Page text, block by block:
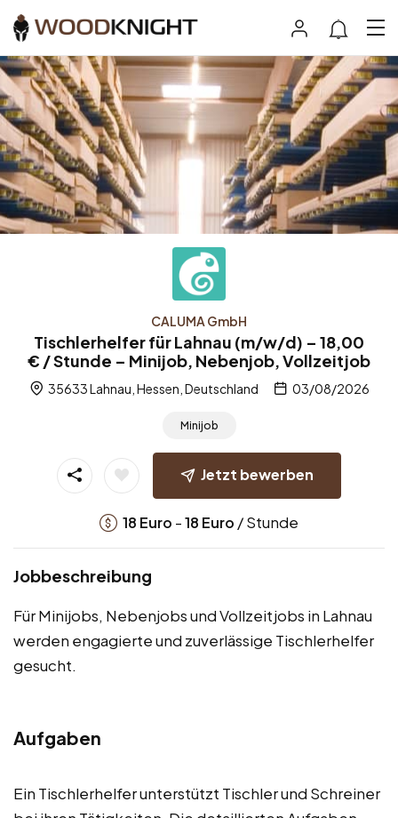
CALUMA GmbH
Tischlerhelfer für Lahnau (m/w/d) – 18,00
€ / Stunde – Minijob, Nebenjob, Vollzeitjob
35633 Lahnau, Hessen, Deutschland 03/08/2026
Minijob
Jetzt bewerben
18 Euro -18 Euro / Stunde
Jobbeschreibung
Für Minijobs, Nebenjobs und Vollzeitjobs in Lahnau
werden engagierte und zuverlässige Tischlerhelfer
gesucht.
Aufgaben
Ein Tischlerhelfer unterstützt Tischler und Schreiner